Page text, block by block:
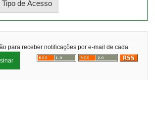
para receber notificações por e-mail de cada